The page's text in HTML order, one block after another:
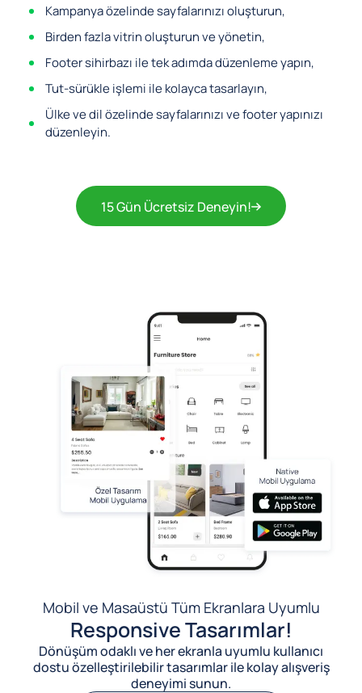
Kampanya özelinde sayfalarınızı oluşturun,
Birden fazla vitrin oluşturun ve yönetin,
Footer sihirbazı ile tek adımda düzenleme yapın,
Tut-sürükle işlemi ile kolayca tasarlayın,
Ülke ve dil özelinde sayfalarınızı ve footer yapınızı
düzenleyin.
15 Gün Ücretsiz Deneyin!
Mobil ve Masaüstü Tüm Ekranlara Uyumlu
Responsive Tasarımlar!
Dönüşüm odaklı ve her ekranla uyumlu kullanıcı
dostu özelleştirilebilir tasarımlar ile kolay alışveriş
deneyimi sunun.